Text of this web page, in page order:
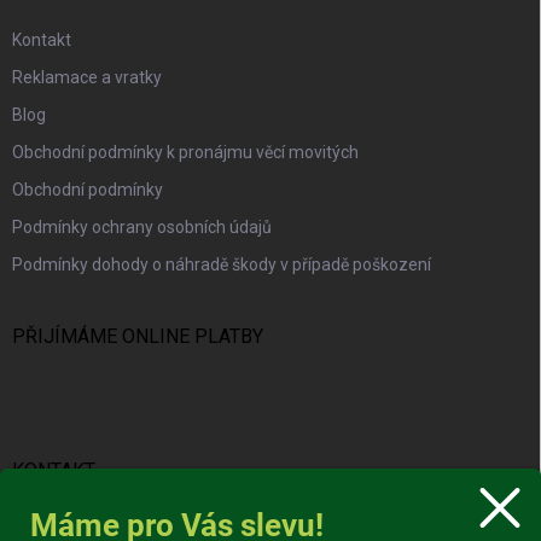
Kontakt
Reklamace a vratky
Blog
Obchodní podmínky k pronájmu věcí movitých
Obchodní podmínky
Podmínky ochrany osobních údajů
Podmínky dohody o náhradě škody v případě poškození
PŘIJÍMÁME ONLINE PLATBY
KONTAKT
info@protravnik.cz
Máme pro Vás slevu!